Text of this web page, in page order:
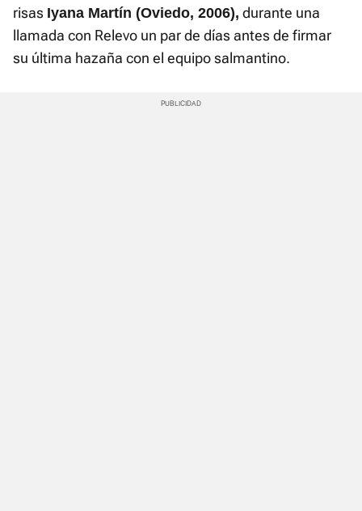
risas Iyana Martín (Oviedo, 2006), durante una
llamada con Relevo un par de días antes de firmar
su última hazaña con el equipo salmantino.